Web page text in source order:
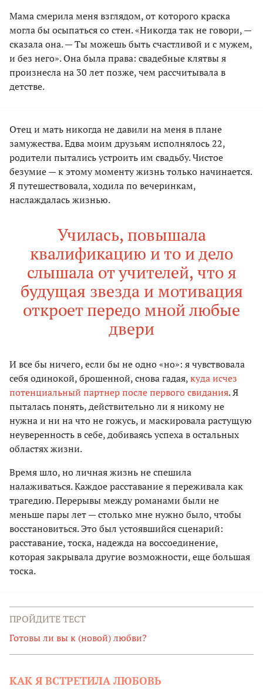
Мама смерила меня взглядом, от которого краска
могла бы осыпаться со стен. «Никогда так не говори, —
сказала она. — Ты можешь быть счастливой и с мужем,
и без него». Она была права: свадебные клятвы я
произнесла на 30 лет позже, чем рассчитывала в
детстве.
Отец и мать никогда не давили на меня в плане
замужества. Едва моим друзьям исполнялось 22,
родители пытались устроить им свадьбу. Чистое
безумие — к этому моменту жизнь только начинается.
Я путешествовала, ходила по вечеринкам,
наслаждалась жизнью.
Училась, повышала
квалификацию и то и дело
слышала от учителей, что я
будущая звезда и мотивация
откроет передо мной любые
двери
И все бы ничего, если бы не одно «но»: я чувствовала
себя одинокой, брошенной, снова гадая,куда исчез
потенциальный партнер после первого свидания. Я
пыталась понять, действительно ли я никому не
нужна и ни на что не гожусь, и маскировала растущую
неуверенность в себе, добиваясь успеха в остальных
областях жизни.
Время шло, но личная жизнь не спешила
налаживаться. Каждое расставание я переживала как
трагедию. Перерывы между романами были не
меньше пары лет — столько мне нужно было, чтобы
восстановиться. Это был устоявшийся сценарий:
расставание, тоска, надежда на воссоединение,
которая закрывала другие возможности, еще большая
тоска.
ПРОЙДИТЕ ТЕСТ
Готовы ли вы к (новой) любви?
КАК Я ВСТРЕТИЛА ЛЮБОВЬ